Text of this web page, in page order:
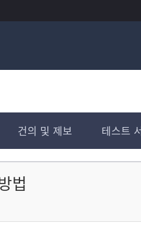
건의 및 제보 테스트
법